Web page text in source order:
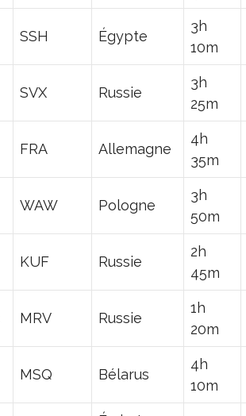
SSH Égypte
3h
10m
SVX Russie
3h
25m
FRA Allemagne
4h
35m
WAW Pologne
3h
50m
KUF Russie
2h
45m
MRV Russie
1h
20m
MSQ Bélarus
4h
10m